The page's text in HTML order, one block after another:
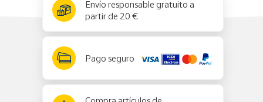
Envío responsable gratuito a
partir de 20 €
Pago seguro